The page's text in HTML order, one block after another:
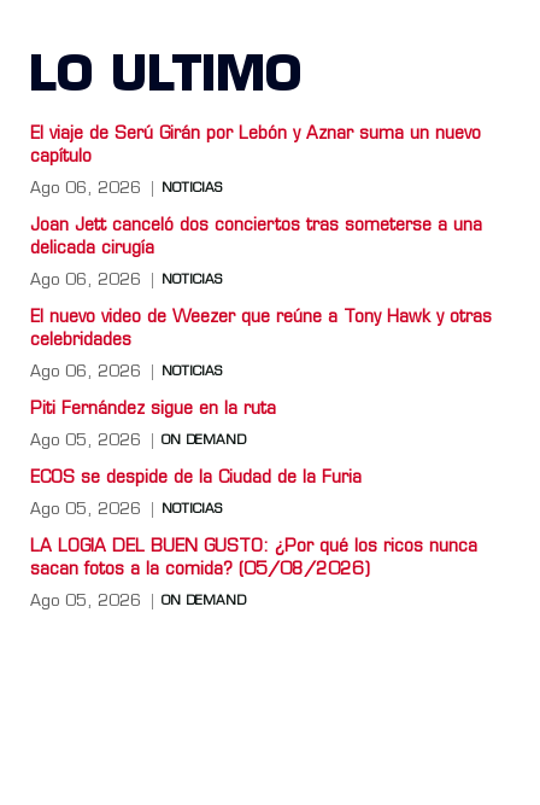
LO ULTIMO
El viaje de Serú Girán por Lebón y Aznar suma un nuevo
capítulo
Ago 06, 2026 NOTICIAS
Joan Jett canceló dos conciertos tras someterse a una
delicada cirugía
Ago 06, 2026 NOTICIAS
El nuevo video de Weezer que reúne a Tony Hawk y otras
celebridades
Ago 06, 2026 NOTICIAS
Piti Fernández sigue en la ruta
Ago 05, 2026 ON DEMAND
ECOS se despide de la Ciudad de la Furia
Ago 05, 2026 NOTICIAS
LA LOGIA DEL BUEN GUSTO: ¿Por qué los ricos nunca
sacan fotos a la comida? (05/08/2026)
Ago 05, 2026 ON DEMAND